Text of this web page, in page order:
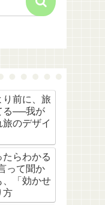
り前に、旅
る──我が
のデザイ
たらわかる
って聞か
、「効かせ
方